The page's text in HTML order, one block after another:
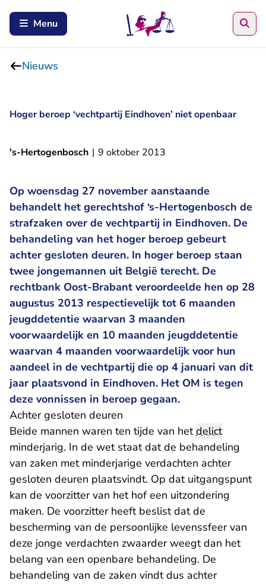
Menu
Nieuws
Hoger beroep ‘vechtpartij Eindhoven’ niet openbaar
's-Hertogenbosch | 9 oktober 2013
Op woensdag 27 november aanstaande
behandelt het gerechtshof ‘s-Hertogenbosch de
strafzaken over de vechtpartij in Eindhoven. De
behandeling van het hoger beroep gebeurt
achter gesloten deuren. In hoger beroep staan
twee jongemannen uit België terecht. De
rechtbank Oost-Brabant veroordeelde hen op 28
augustus 2013 respectievelijk tot 6 maanden
jeugddetentie waarvan 3 maanden
voorwaardelijk en 10 maanden jeugddetentie
waarvan 4 maanden voorwaardelijk voor hun
aandeel in de vechtpartij die op 4 januari van dit
jaar plaatsvond in Eindhoven. Het OM is tegen
deze vonnissen in beroep gegaan.
Achter gesloten deuren
Beide mannen waren ten tijde van hetdelict
minderjarig. In de wet staat dat de behandeling
van zaken met minderjarige verdachten achter
gesloten deuren plaatsvindt. Op dat uitgangspunt
kan de voorzitter van het hof een uitzondering
maken. De voorzitter heeft beslist dat de
bescherming van de persoonlijke levenssfeer van
deze jonge verdachten zwaarder weegt dan het
belang van een openbare behandeling. De
behandeling van de zaken vindt dus achter